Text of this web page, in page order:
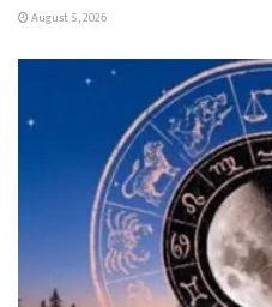
August 5, 2026